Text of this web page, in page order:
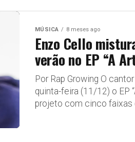
MÚSICA 8 meses ago
Enzo Cello
verão no EP “A
Por Rap Growing O
quinta-feira (11/12) o EP
projeto com cinco faixas